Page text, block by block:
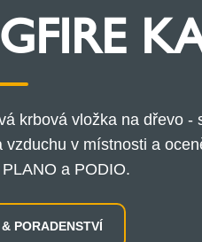
krbová vložka na dřevo
vzduchu v místnosti a
a PODIO.
PORADENSTVÍ